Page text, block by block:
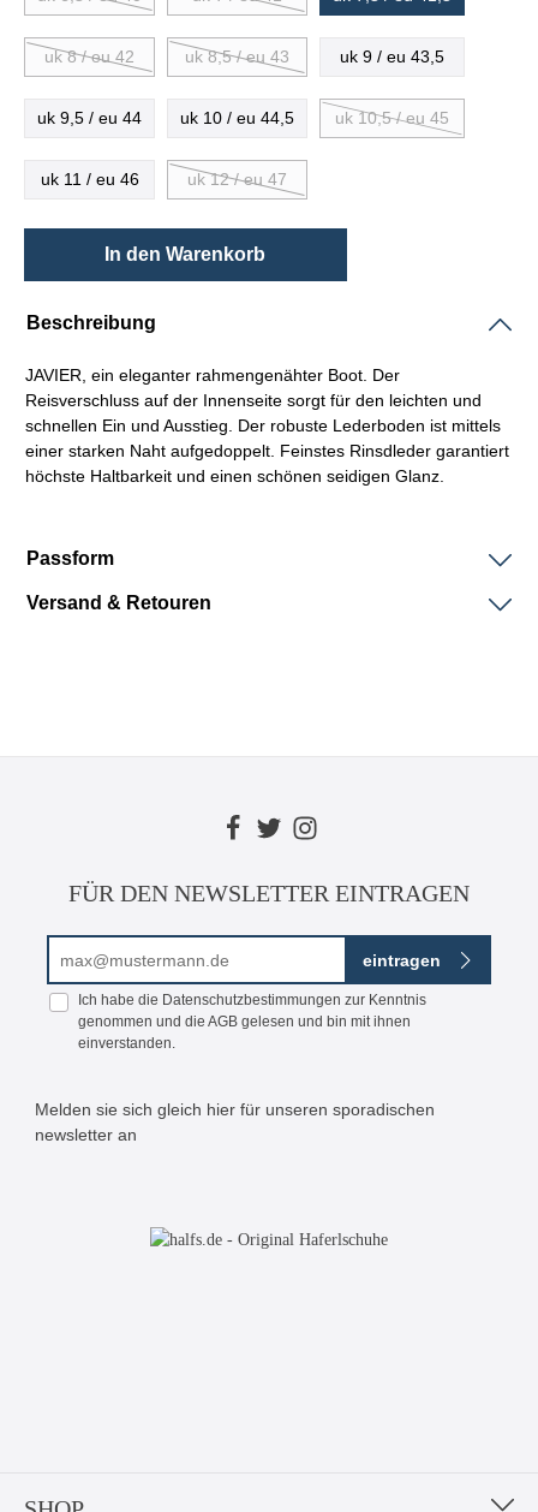
uk 8 / eu 42 uk 8,5 / eu 43 uk 9 / eu 43,5
uk 9,5 / eu 44 uk 10 / eu 44,5 uk 10,5 / eu 45
uk 11 / eu 46 uk 12 / eu 47
In den Warenkorb
Beschreibung
JAVIER, ein eleganter rahmengenähter Boot. Der
Reisverschluss auf der Innenseite sorgt für den leichten und
schnellen Ein und Ausstieg. Der robuste Lederboden ist mittels
einer starken Naht aufgedoppelt. Feinstes Rinsdleder garantiert
höchste Haltbarkeit und einen schönen seidigen Glanz.
Passform
Versand & Retouren
FÜR DEN NEWSLETTER EINTRAGEN
eintragen
Ich habe die Datenschutzbestimmungen zur Kenntnis
genommen und die AGB gelesen und bin mit ihnen
einverstanden.
Melden sie sich gleich hier für unseren sporadischen
newsletter an